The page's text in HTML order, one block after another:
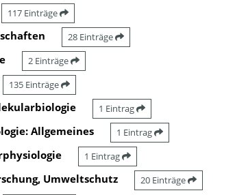
117 Einträge
28 Einträge
2 Einträge
135 Einträge
1 Eintrag
Allgemeines 1 Eintrag
1 Eintrag
Umweltschutz 20 Einträge